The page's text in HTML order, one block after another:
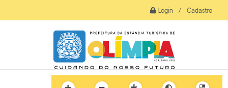
Login / Cadastro